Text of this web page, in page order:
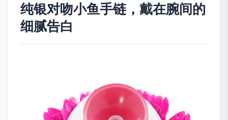
纯银对吻小鱼手链，戴在腕间的
细腻告白